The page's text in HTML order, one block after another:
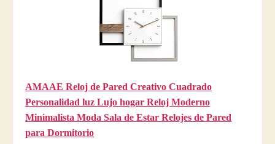
AMAAE Reloj de Pared Creativo Cuadrado
Personalidad luz Lujo hogar Reloj Moderno
Minimalista Moda Sala de Estar Relojes de Pared
para Dormitorio